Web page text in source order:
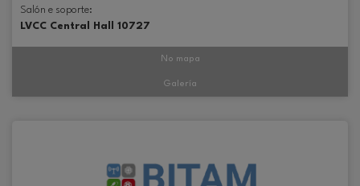
Salón e soporte:
LVCC Central Hall 10727
No mapa
Galería